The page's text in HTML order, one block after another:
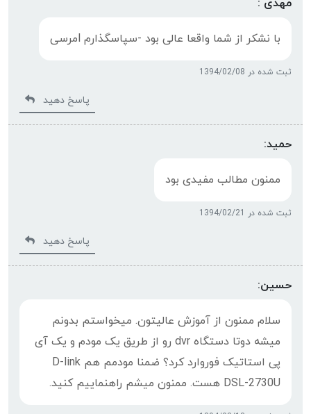
مهدی :
با نشکر از شما واقعا عالی بود -سپاسگذارم lمرسی
ثبت شده در 1394/02/08
پاسخ دهید
حمید:
ممنون مطالب مفیدی بود
ثبت شده در 1394/02/21
پاسخ دهید
حسین:
سلام ممنون از آموزش عالیتون. میخواستم بدونم
میشه دوتا دستگاه dvr رو از طریق یک مودم و یک آی
پی استاتیک فوروارد کرد؟ ضمنا مودمم هم D-link
DSL-2730U هست. ممنون میشم راهنماییم کنید.